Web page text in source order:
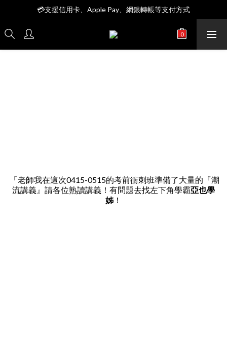
全館＄3999 7-11店到店免運費
💳支援信用卡、Apple Pay、網銀轉帳等支付方式
全館＄3999 7-11店到店免運費
「老師我在這次0415-0515的考前衝刺班準備了大量的『潮
流講義』請各位熟讀講義！有問題去找左下角學霸亞也學
姊 ！